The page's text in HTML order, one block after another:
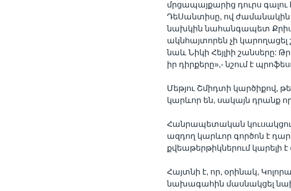
մրցապայքարից դուրս
ԴեՍանտիսը, ով ժամանակին
նախկին նահանգապետ Քրիս
ակնհայտորեն չի
նաև Նիկի Հեյլիի
իր դիրքերը»,- նշում է
Մեթյու Շմիդտի կարծիքով,
կարևոր են, սակայն դրանք
Հանրապետական
ազդող կարևոր գործոն է
քվեաթերթիկներում կարելի
Հայտնի է, որ, օրինակ,
նախագահին մասնակցել